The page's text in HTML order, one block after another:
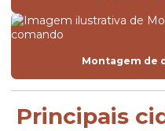
Montagem de
Principais